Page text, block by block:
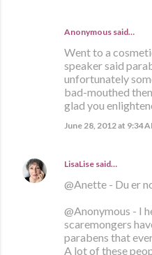
Anonymous said…
Went to a
speaker said
unfortunately
bad-mouthed
glad you
June 28, 2012 at 9:34
LisaLise said…
@Anette - Du er
@Anonymous - I
scaremongers
parabens that
A lot of these